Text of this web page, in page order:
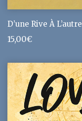
D’une Rive À L’autre
15,00€